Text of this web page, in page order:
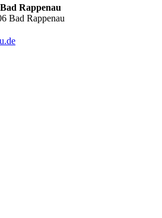
Rappenau
Bad Rappenau